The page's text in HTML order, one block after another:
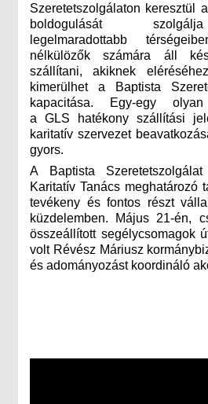
Szeretetszolgálaton keresztül
boldogulását
legelmaradottabb
nélkülözők számára áll
szállítani, akiknek
kimerülhet a Baptista
kapacitása. Egy-egy
a GLS hatékony szállítási
karitatív szervezet
gyors.
A Baptista
Karitatív Tanács meghatározó
tevékeny és fontos részt
küzdelemben. Május 21-én,
összeállított segélycsomagok
volt Révész Máriusz
és adományozást koordináló